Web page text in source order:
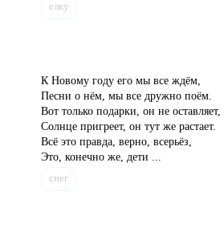
елку
К Новому году его мы все ждём,
Песни о нём, мы все дружно поём.
Вот только подарки, он не оставляет,
Солнце пригреет, он тут же растает.
Всё это правда, верно, всерьёз,
Это, конечно же, дети ...
снег